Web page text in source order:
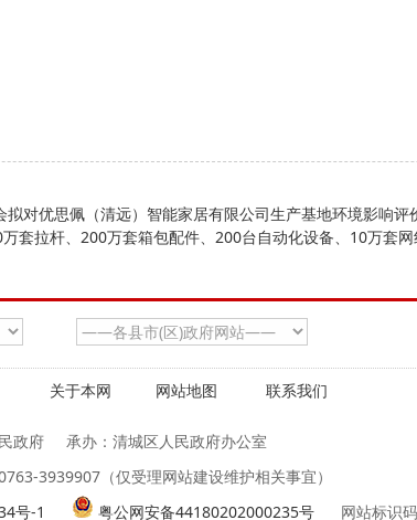
对优思佩（清远）智能家居有限公司生产基地环境影响
套拉杆、200万套箱包配件、200台自动化设备、10万套
关于本网 网站地图 联系我们
政府
承办：清城区人民政府办公室
3939907（仅受理网站建设维护相关事宜）
号-1
粤公网安备44180202000235号 网站标识